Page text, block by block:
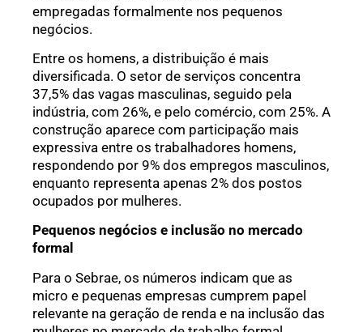
empregadas formalmente nos pequenos
negócios.
Entre os homens, a distribuição é mais
diversificada. O setor de serviços concentra
37,5% das vagas masculinas, seguido pela
indústria, com 26%, e pelo comércio, com 25%. A
construção aparece com participação mais
expressiva entre os trabalhadores homens,
respondendo por 9% dos empregos masculinos,
enquanto representa apenas 2% dos postos
ocupados por mulheres.
Pequenos negócios e inclusão no mercado
formal
Para o Sebrae, os números indicam que as
micro e pequenas empresas cumprem papel
relevante na geração de renda e na inclusão das